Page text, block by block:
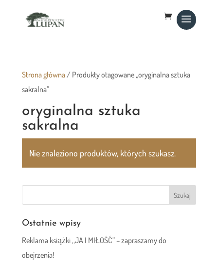
Strona główna/ Produkty otagowane „oryginalna sztuka
sakralna”
oryginalna sztuka
sakralna
Nie znaleziono produktów, których szukasz.
Ostatnie wpisy
Reklama książki ,,JA I MIŁOŚĆ” – zapraszamy do
obejrzenia!